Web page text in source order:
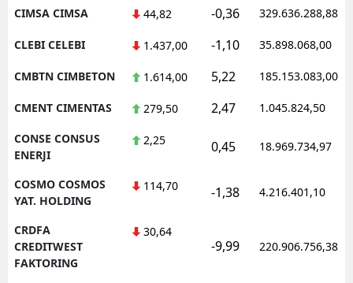
CIMSA CIMSA 44,82 -0,36 329.636.288,88
CLEBI CELEBI 1.437,00 -1,10 35.898.068,00
CMBTN CIMBETON 1.614,00 5,22 185.153.083,00
CMENT CIMENTAS 279,50 2,47 1.045.824,50
CONSE CONSUS
ENERJI
2,25 0,45 18.969.734,97
COSMO COSMOS
YAT. HOLDING
114,70 -1,38 4.216.401,10
CRDFA
CREDITWEST
FAKTORING
30,64
-9,99 220.906.756,38